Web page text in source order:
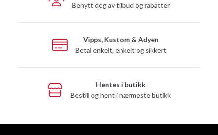
Benytt deg av tilbud og rabatter
Vipps, Kustom & Adyen
Betal enkelt, enkelt og sikkert
Hentes i butikk
Bestill og hent i nærmeste butikk